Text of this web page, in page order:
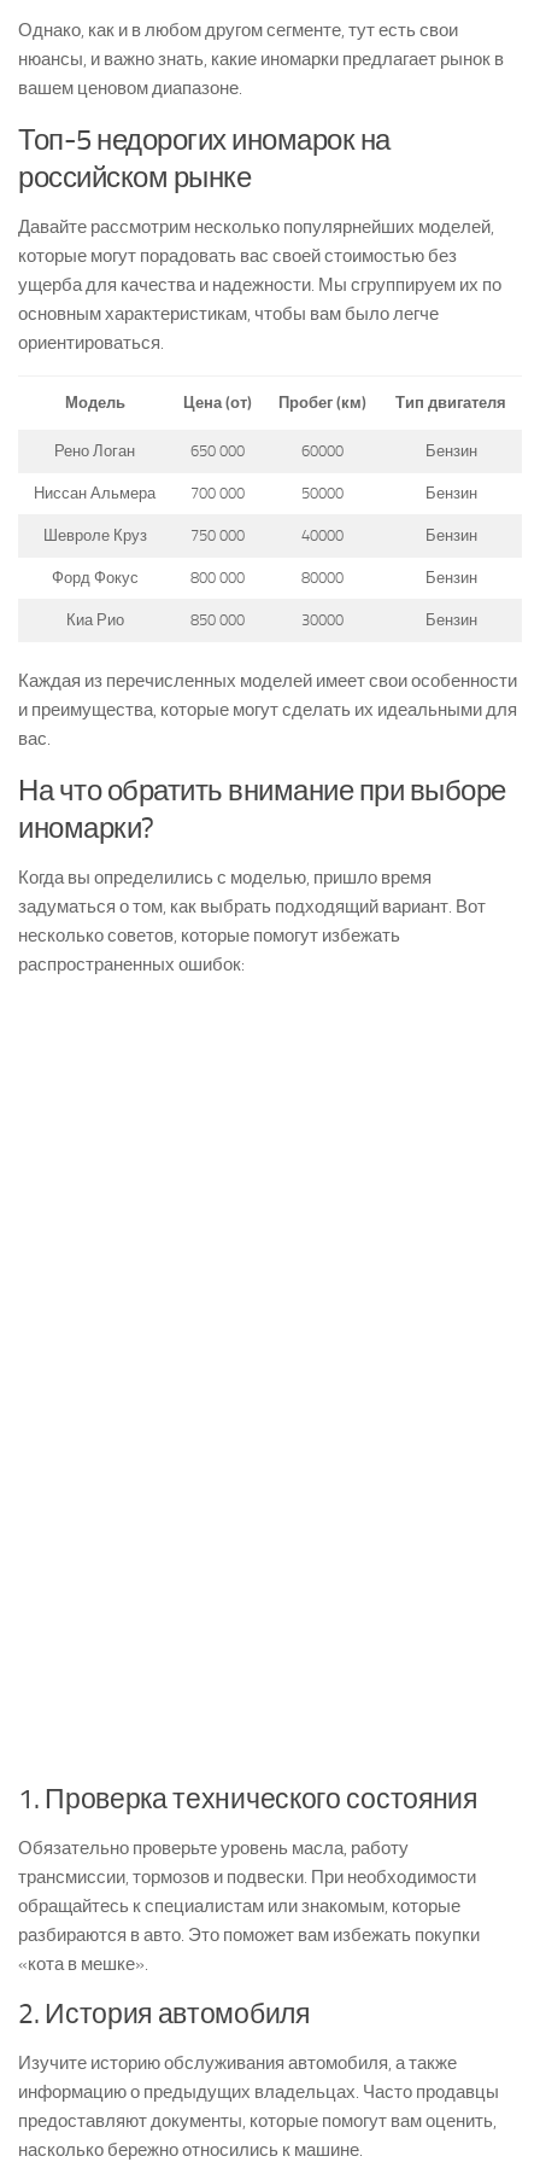
Однако, как и в любом другом сегменте, тут есть свои
нюансы, и важно знать, какие иномарки предлагает рынок в
вашем ценовом диапазоне.
Топ-5 недорогих иномарок на
российском рынке
Давайте рассмотрим несколько популярнейших моделей,
которые могут порадовать вас своей стоимостью без
ущерба для качества и надежности. Мы сгруппируем их по
основным характеристикам, чтобы вам было легче
ориентироваться.
Модель Цена (от) Пробег (км) Тип двигателя
Рено Логан 650 000 60000 Бензин
Ниссан Альмера 700 000 50000 Бензин
Шевроле Круз 750 000 40000 Бензин
Форд Фокус 800 000 80000 Бензин
Киа Рио 850 000 30000 Бензин
Каждая из перечисленных моделей имеет свои особенности
и преимущества, которые могут сделать их идеальными для
вас.
На что обратить внимание при выборе
иномарки?
Когда вы определились с моделью, пришло время
задуматься о том, как выбрать подходящий вариант. Вот
несколько советов, которые помогут избежать
распространенных ошибок:
1. Проверка технического состояния
Обязательно проверьте уровень масла, работу
трансмиссии, тормозов и подвески. При необходимости
обращайтесь к специалистам или знакомым, которые
разбираются в авто. Это поможет вам избежать покупки
«кота в мешке».
2. История автомобиля
Изучите историю обслуживания автомобиля, а также
информацию о предыдущих владельцах. Часто продавцы
предоставляют документы, которые помогут вам оценить,
насколько бережно относились к машине.